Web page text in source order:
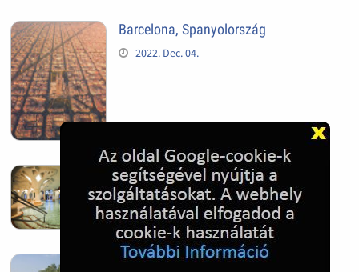
Barcelona, Spanyolország
2022. Dec. 04.
Hagymatikum | Makó fürdő
2022. Nov. 01.
Sándorfalva, Nádastó